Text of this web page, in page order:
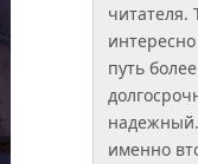
читателя.
путь
именно